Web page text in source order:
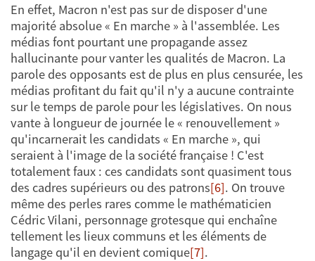
En effet, Macron n'est pas sur de disposer d'une
majorité absolue « En marche » à l'assemblée. Les
médias font pourtant une propagande assez
hallucinante pour vanter les qualités de Macron. La
parole des opposants est de plus en plus censurée, les
médias profitant du fait qu'il n'y a aucune contrainte
sur le temps de parole pour les législatives. On nous
vante à longueur de journée le « renouvellement »
qu'incarnerait les candidats « En marche », qui
seraient à l'image de la société française ! C'est
totalement faux : ces candidats sont quasiment tous
des cadres supérieurs ou des patrons[6]. On trouve
même des perles rares comme le mathématicien
Cédric Vilani, personnage grotesque qui enchaîne
tellement les lieux communs et les éléments de
langage qu'il en devient comique[7].